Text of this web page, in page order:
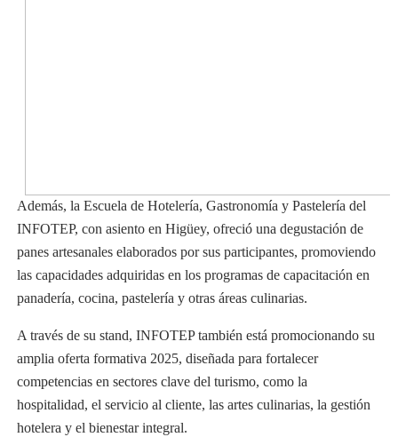
Además, la Escuela de Hotelería, Gastronomía y Pastelería del
INFOTEP, con asiento en Higüey, ofreció una degustación de
panes artesanales elaborados por sus participantes, promoviendo
las capacidades adquiridas en los programas de capacitación en
panadería, cocina, pastelería y otras áreas culinarias.
A través de su stand, INFOTEP también está promocionando su
amplia oferta formativa 2025, diseñada para fortalecer
competencias en sectores clave del turismo, como la
hospitalidad, el servicio al cliente, las artes culinarias, la gestión
hotelera y el bienestar integral.